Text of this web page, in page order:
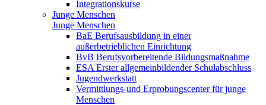
Integrationskurse
Junge Menschen
Junge Menschen
BaE Berufsausbildung in einer
außerbetrieblichen Einrichtung
BvB Berufsvorbereitende Bildungsmaßnahme
ESA Erster allgemeinbildender Schulabschluss
Jugendwerkstatt
Vermittlungs-und Erprobungscenter für junge
Menschen